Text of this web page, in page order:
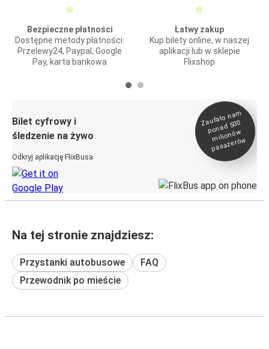
Bezpieczne płatności
Dostępne metody płatności:
Przelewy24, Paypal, Google
Pay, karta bankowa
Łatwy zakup
Kup bilety online, w naszej
aplikacji lub w sklepie
Flixshop
Bilet cyfrowy i
śledzenie na żywo
Odkryj aplikację FlixBusa
Zaufało na
m
ponad 500
milionó
w
pasażeró
w
Na tej stronie znajdziesz:
Przystanki autobusowe
FAQ
Przewodnik po mieście